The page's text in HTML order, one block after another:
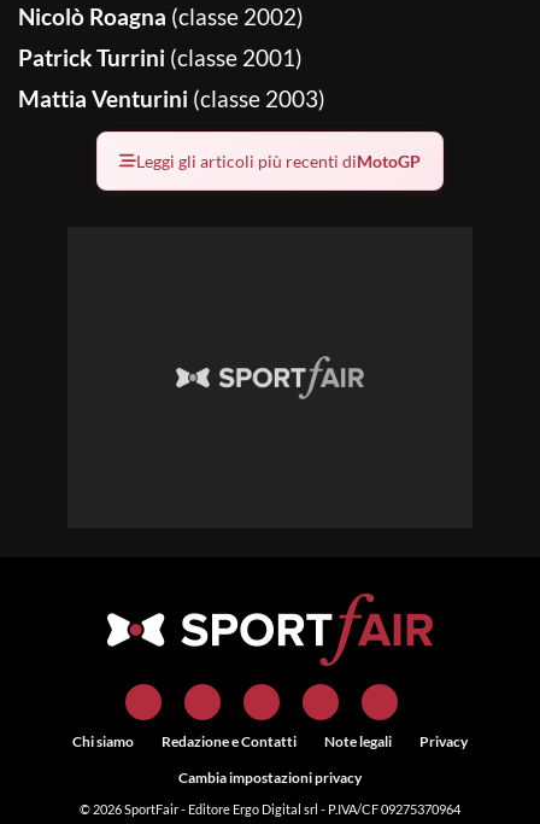
Nicolò Roagna (classe 2002)
Patrick Turrini (classe 2001)
Mattia Venturini (classe 2003)
Leggi gli articoli più recenti diMotoGP
Chi siamo Redazione e Contatti Note legali
Privacy
Cambia impostazioni privacy
© 2026SportFair- Editore Ergo Digital srl - P.IVA/CF 09275370964